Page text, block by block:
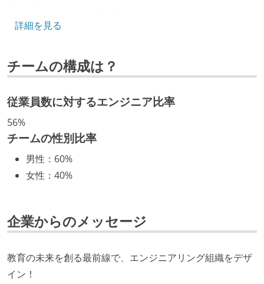
いる
など、キャリア形成を目的とした職域を超えての積極
的な異動が推奨され、実施されている
技術カルチャー
化を行う役割の人・部門が存在する
取締役（社内）または執行役員として、エンジニアリ
ング部門の人間が経営に参加している
最新技術を追いかけるための社内勉強会が定期開催さ
Slack等で、最新技術の良し悪しをメンバーがよく会話
している
詳細を見る
チームの構成は？
従業員数に対するエンジニア比率
56%
チームの性別比率
男性 ： 60%
女性 ： 40%
企業からのメッセージ
教育の未来を創る最前線で、エンジニアリング組織をデザ
イン！